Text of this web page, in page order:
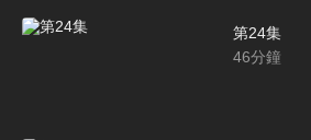
第24集
46分鐘